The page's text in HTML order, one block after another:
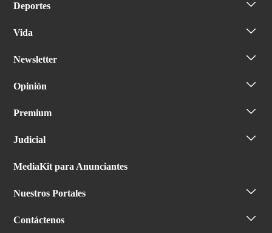
Deportes
Vida
Newsletter
Opinión
Premium
Judicial
MediaKit para Anunciantes
Nuestros Portales
Contáctenos